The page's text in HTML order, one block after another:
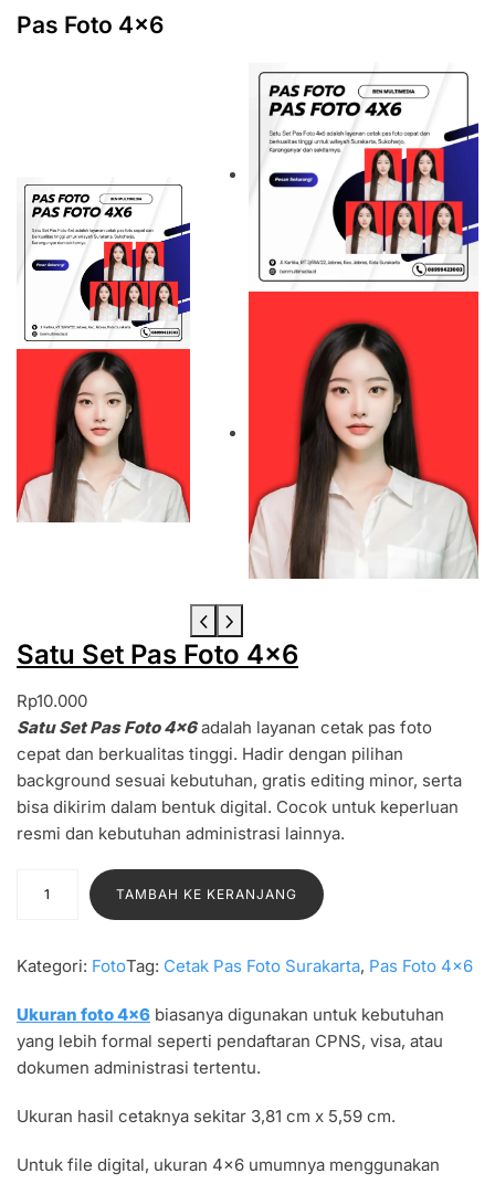
P
a
Pas Foto 4×6
Satu Set Pas Foto 4×6
Rp10.000
Satu Set Pas Foto 4×6adalah layanan cetak pas foto
cepat dan berkualitas tinggi. Hadir dengan pilihan
background sesuai kebutuhan, gratis editing minor, serta
bisa dikirim dalam bentuk digital. Cocok untuk keperluan
resmi dan kebutuhan administrasi lainnya.
n
i
t
a
S
t
TAMBAH KE KERANJANG
Kategori: FotoTag: Cetak Pas Foto Surakarta, Pas Foto 4×6
Ukuran foto 4×6 biasanya digunakan untuk kebutuhan
yang lebih formal seperti pendaftaran CPNS, visa, atau
dokumen administrasi tertentu.
Ukuran hasil cetaknya sekitar 3,81 cm x 5,59 cm.
Untuk file digital, ukuran 4×6 umumnya menggunakan